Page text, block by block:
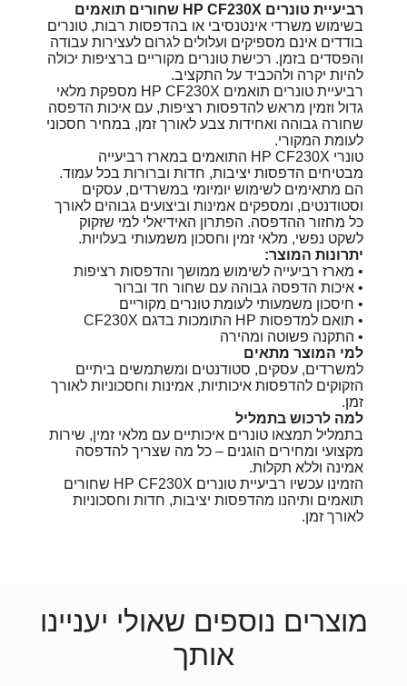
רביעיית טונרים HP CF230X שחורים תואמים
בשימוש משרדי אינטנסיבי או בהדפסות רבות, טונרים
בודדים אינם מספיקים ועלולים לגרום לעצירות עבודה
והפסדים בזמן. רכישת טונרים מקוריים ברציפות יכולה
להיות יקרה ולהכביד על התקציב.
רביעיית טונרים תואמים HP CF230X מספקת מלאי
גדול וזמין מראש להדפסות רציפות, עם איכות הדפסה
שחורה גבוהה ואחידות צבע לאורך זמן, במחיר חסכוני
לעומת המקורי.
טונרי HP CF230X התואמים במארז רביעייה
מבטיחים הדפסות יציבות, חדות וברורות בכל עמוד.
הם מתאימים לשימוש יומיומי במשרדים, עסקים
וסטודנטים, ומספקים אמינות וביצועים גבוהים לאורך
כל מחזור ההדפסה. הפתרון האידיאלי למי שזקוק
לשקט נפשי, מלאי זמין וחסכון משמעותי בעלויות.
יתרונות המוצר:
• מארז רביעייה לשימוש ממושך והדפסות רציפות
• איכות הדפסה גבוהה עם שחור חד וברור
• חיסכון משמעותי לעומת טונרים מקוריים
• תואם למדפסות HP התומכות בדגם CF230X
• התקנה פשוטה ומהירה
למי המוצר מתאים
למשרדים, עסקים, סטודנטים ומשתמשים ביתיים
הזקוקים להדפסות איכותיות, אמינות וחסכוניות לאורך
זמן.
למה לרכוש בתמליל
בתמליל תמצאו טונרים איכותיים עם מלאי זמין, שירות
מקצועי ומחירים הוגנים – כל מה שצריך להדפסה
אמינה וללא תקלות.
הזמינו עכשיו רביעיית טונרים HP CF230X שחורים
תואמים ותיהנו מהדפסות יציבות, חדות וחסכוניות
לאורך זמן.
מוצרים נוספים שאולי יעניינו
אותך